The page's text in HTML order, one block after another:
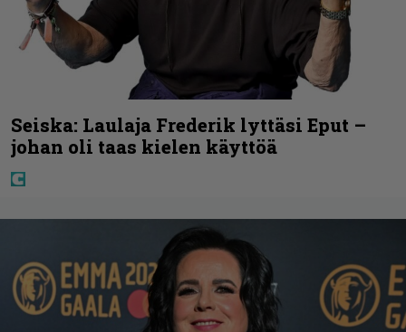
Seiska: Laulaja Frederik lyttäsi Eput –
johan oli taas kielen käyttöä